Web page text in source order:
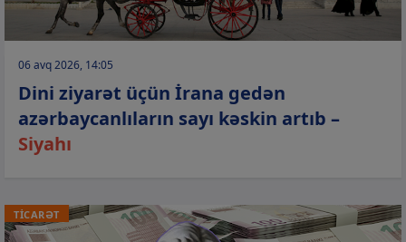
06 avq 2026, 14:05
Dini ziyarət üçün İrana gedən
azərbaycanlıların sayı kəskin artıb –
Siyahı
TİCARƏT